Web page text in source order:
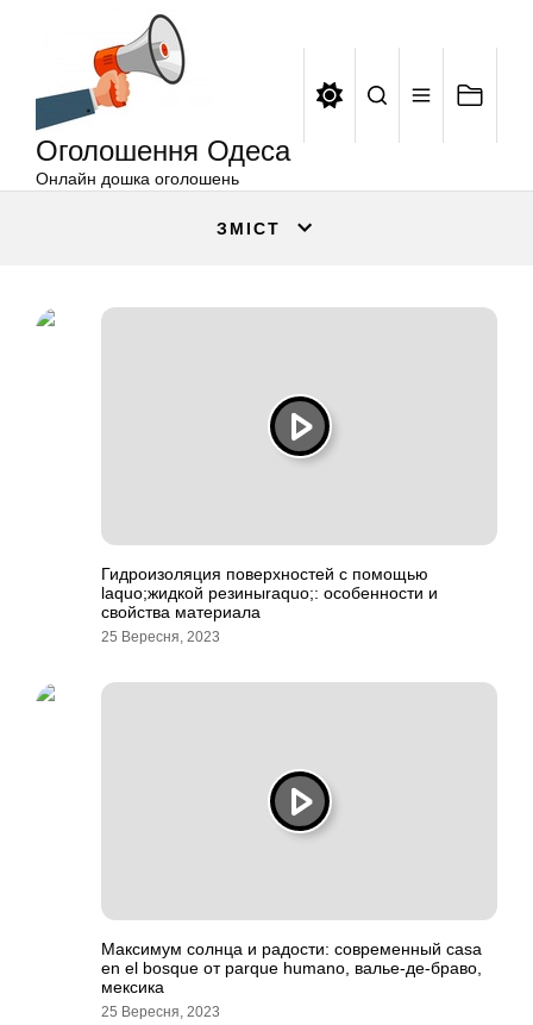
Оголошення Одеса
Онлайн дошка оголошень
ЗМІСТ
Гидроизоляция поверхностей с помощью
laquo;жидкой резиныraquo;: особенности и
свойства материала
25 Вересня, 2023
Максимум солнца и радости: современный casa
en el bosque от parque humano, валье-де-браво,
мексика
25 Вересня, 2023